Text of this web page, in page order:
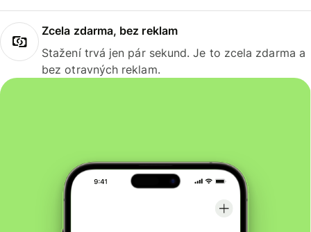
Zcela zdarma, bez reklam
Stažení trvá jen pár sekund. Je to zcela zdarma a
bez otravných reklam.